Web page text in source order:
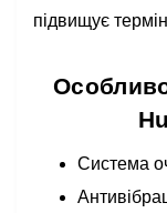
підвищує
Система